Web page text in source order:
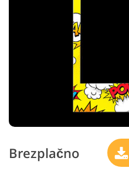
Brezplačno